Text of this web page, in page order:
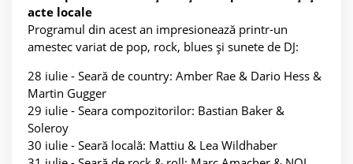
acte locale
Programul din acest an impresionează printr-un
amestec variat de pop, rock, blues și sunete de DJ:
28 iulie - Seară de country: Amber Rae & Dario Hess &
Martin Gugger
29 iulie - Seara compozitorilor: Bastian Baker &
Soleroy
30 iulie - Seară locală: Mattiu & Lea Wildhaber